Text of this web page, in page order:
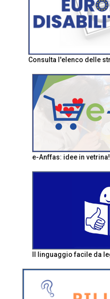
Consulta l'elenco delle
e-Anffas: idee in vetrina!
Il linguaggio facile da